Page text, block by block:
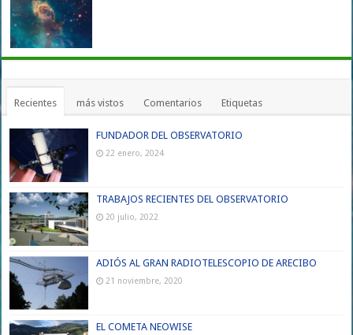
Recientes más vistos Comentarios Etiquetas
FUNDADOR DEL OBSERVATORIO
22 enero, 2024
TRABAJOS RECIENTES DEL OBSERVATORIO
20 julio, 2022
ADIÓS AL GRAN RADIOTELESCOPIO DE ARECIBO
21 noviembre, 2020
EL COMETA NEOWISE